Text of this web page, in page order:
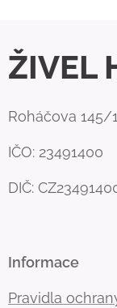
ŽIVEL
Roháčova 145/
IČO: 23491400
DIČ:
Informace
Pravidla